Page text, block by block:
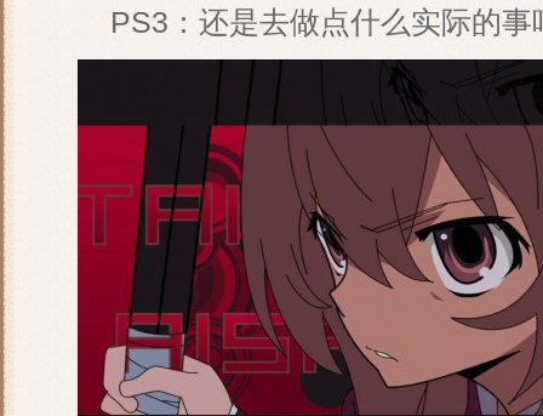
PS3：还是去做点什么实际的事